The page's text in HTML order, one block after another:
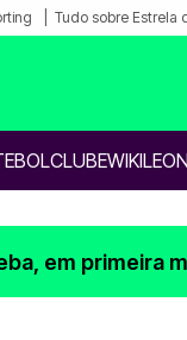
Tudo sobre Estrela
CLUBE
em primeira